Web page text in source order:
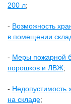
200 л;
- Возможность
в помещении
- Меры пожарной
порошков и ЛВЖ;
-
на складе;